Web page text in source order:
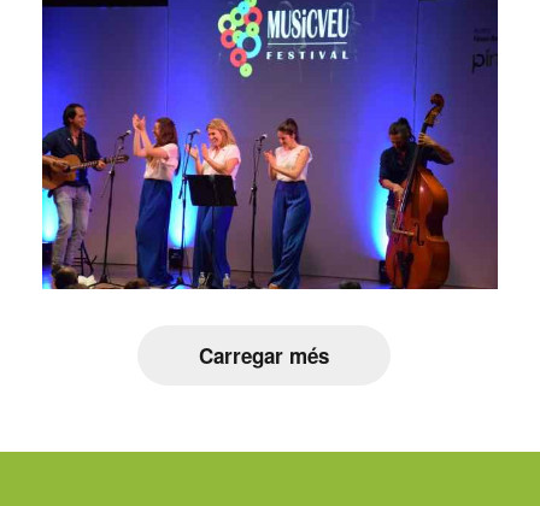
Carregar més